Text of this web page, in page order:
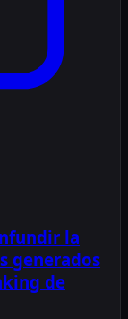
la
generados
de